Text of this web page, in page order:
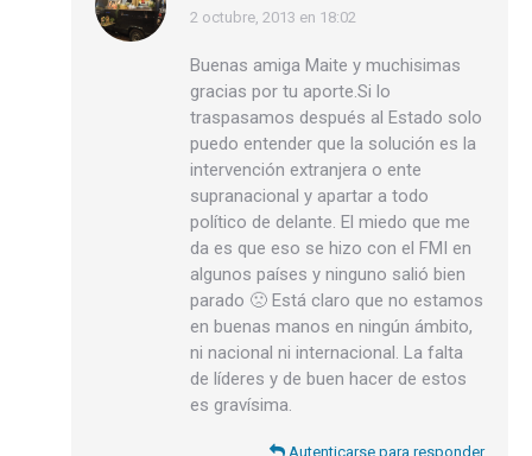
dice:
2 octubre, 2013 en 18:02
Buenas amiga Maite y muchisimas
gracias por tu aporte.Si lo
traspasamos después al Estado solo
puedo entender que la solución es la
intervención extranjera o ente
supranacional y apartar a todo
político de delante. El miedo que me
da es que eso se hizo con el FMI en
algunos países y ninguno salió bien
parado 🙁 Está claro que no estamos
en buenas manos en ningún ámbito,
ni nacional ni internacional. La falta
de líderes y de buen hacer de estos
es gravísima.
Autenticarse para responder